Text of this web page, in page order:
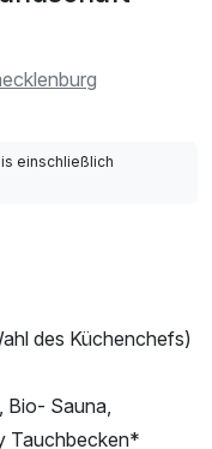
einschließlich
des Küchenchefs)
Bio- Sauna,
Tauchbecken*